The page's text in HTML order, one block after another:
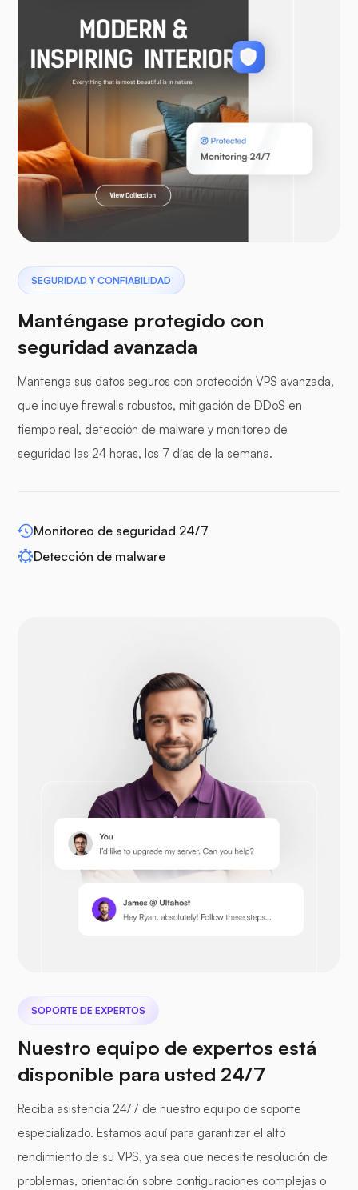
WooCommerce
Laravel
Pterodáctilo
paneles de protección
Opencart
Prestashop
Seafile
Fotoprisma
SEGURIDAD Y CONFIABILIDAD
Manténgase protegido con
seguridad avanzada
Mantenga sus datos seguros con protección VPS avanzada,
que incluye firewalls robustos, mitigación de DDoS en
tiempo real, detección de malware y monitoreo de
seguridad las 24 horas, los 7 días de la semana.
Monitoreo de seguridad 24/7
Detección de malware
SOPORTE DE EXPERTOS
Nuestro equipo de expertos está
disponible para usted 24/7
Reciba asistencia 24/7 de nuestro equipo de soporte
especializado. Estamos aquí para garantizar el alto
rendimiento de su VPS, ya sea que necesite resolución de
problemas, orientación sobre configuraciones complejas o